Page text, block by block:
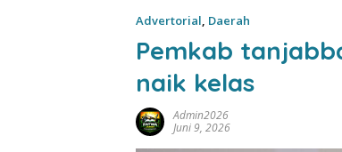
Advertorial, Daerah
Pemkab
naik kelas
Admin2026
Juni 9, 2026